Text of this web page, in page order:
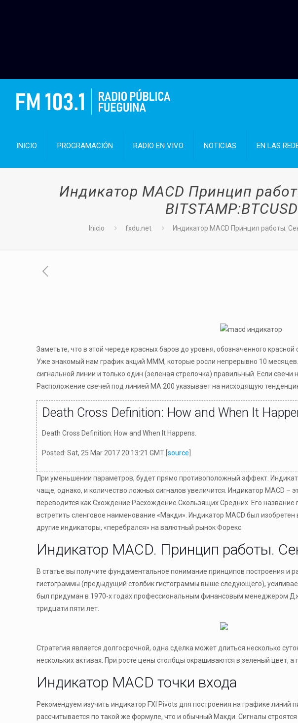
INICIO PROGRAMACIÓN RADIO EN VIVO NOTICIAS EN LAS
Индикатор MACD Принцип
Inicio fxdu.net Индикатор MACD Принцип работы.
Заметьте, что в этой череде красных баров до уровня, обозначенного
Уже знакомый нам график акций MMM, которые росли непрерывно 10
сигнальной линии и только один (зеленая стрелочка) правильный. Если
Расположение свечей под линией MA 200 указывает на нисходящую
Death Cross Definition: How and When It
Death Cross Definition: How and When It Happens.
Posted: Sat, 25 Mar 2017 20:13:21 GMT [source
При уменьшении параметров, будет прямо противоположный эффект.
чаще, однако, и количество ложных сигналов увеличится. Индикатор MACD
переводится как Схождение Расхождение Скользящих Средних. Его
встретить сленговое наименование «Макди». Индикатор MACD был
другие индикаторы, «перебрался» на валютный рынок Форекс.
Индикатор MACD. Принцип работы.
В статье вы получите фундаментальное понимание принципов построения
гистограммы (предыдущий столбик гистограммы выше следующего),
был придуман в 1970-х годах профессиональным финансовым менеджером
тридцати пяти лет.
Стратегия является долгосрочной, одна сделка может длиться несколько
нескольких активах. При росте цены столбцы окрашиваются в зеленый цвет,
Индикатор MACD точки входа
Рекомендуем изучить индикатор FXI Pivots для построения на графике
рассчитывается по такой же формуле, что и обычный Макди. Сигналы